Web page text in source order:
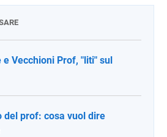
Vecchioni Prof, "liti" sul
del prof: cosa vuol dire